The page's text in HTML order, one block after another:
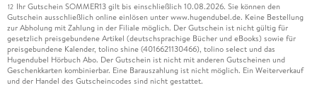
12 Ihr Gutschein SOMMER13 gilt bis einschließlich 10.08.2026. Sie können den
Gutschein ausschließlich online einlösen unter www.hugendubel.de. Keine Bestellung
zur Abholung mit Zahlung in der Filiale möglich. Der Gutschein ist nicht gültig für
gesetzlich preisgebundene Artikel (deutschsprachige Bücher und eBooks) sowie für
preisgebundene Kalender, tolino shine (4016621130466), tolino select und das
Hugendubel Hörbuch Abo. Der Gutschein ist nicht mit anderen Gutscheinen und
Geschenkkarten kombinierbar. Eine Barauszahlung ist nicht möglich. Ein Weiterverkauf
und der Handel des Gutscheincodes sind nicht gestattet.